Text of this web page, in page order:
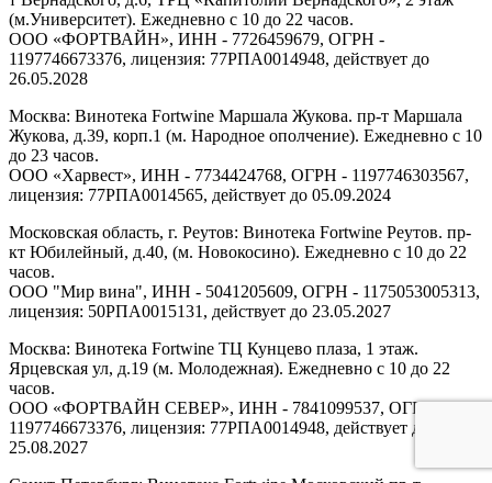
(м.Университет). Ежедневно с 10 до 22 часов.
ООО «ФОРТВАЙН», ИНН - 7726459679, ОГРН -
1197746673376, лицензия: 77РПА0014948, действует до
26.05.2028
Москва: Винотека Fortwine Маршала Жукова. пр-т Маршала
Жукова, д.39, корп.1 (м. Народное ополчение). Ежедневно с 10
до 23 часов.
ООО «Харвест», ИНН - 7734424768, ОГРН - 1197746303567,
лицензия: 77РПА0014565, действует до 05.09.2024
Московская область, г. Реутов: Винотека Fortwine Реутов. пр-
кт Юбилейный, д.40, (м. Новокосино). Ежедневно с 10 до 22
часов.
ООО "Мир вина", ИНН - 5041205609, ОГРН - 1175053005313,
лицензия: 50РПА0015131, действует до 23.05.2027
Москва: Винотека Fortwine ТЦ Кунцево плаза, 1 этаж.
Ярцевская ул, д.19 (м. Молодежная). Ежедневно с 10 до 22
часов.
ООО «ФОРТВАЙН СЕВЕР», ИНН - 7841099537, ОГРН -
1197746673376, лицензия: 77РПА0014948, действует до
25.08.2027